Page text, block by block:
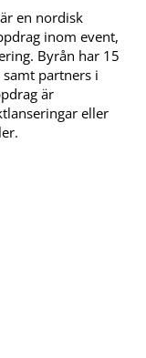
en nordisk
inom event,
Byrån har 15
partners i
är
eller